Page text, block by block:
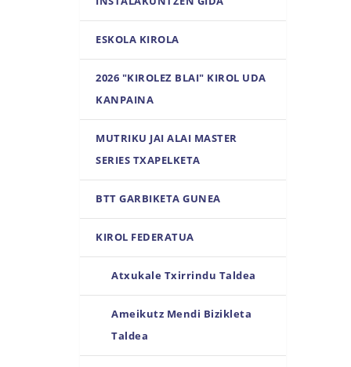
ESKOLA KIROLA
2026 "KIROLEZ BLAI" KIROL UDA
KANPAINA
MUTRIKU JAI ALAI MASTER
SERIES TXAPELKETA
BTT GARBIKETA GUNEA
KIROL FEDERATUA
Atxukale Txirrindu Taldea
Ameikutz Mendi Bizikleta
Taldea